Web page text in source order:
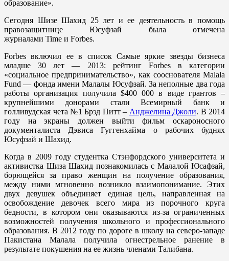
образование».
Сегодня Шизе Шахид 25 лет и ее деятельность в помощь
правозащитнице Юсуфзай была отмечена
журналами Time и Forbes.
Forbesвключил ее в список Самые яркие звезды бизнеса
младше 30 лет — 2013: рейтинг Forbes в категории
«социальное предпринимательство», как сооснователя Malala
Fund — фонда имени Малалы Юсуфзай. За неполные два года
работы организация получила $400 000 в виде грантов –
крупнейшими донорами стали Всемирный банк и
голливудская чета №1 Брэд Питт – Анджелина Джоли. В 2014
году на экраны должен выйти фильм оскароносного
документалиста Дэвиса Гуггенхайма о рабочих буднях
Юсуфзай и Шахид.
Когда в 2009 году студентка Стэнфордского университета и
активистка Шиза Шахид познакомилась с Малалой Юсафзай,
борющейся за право женщин на получение образования,
между ними мгновенно возникло взаимопонимание. Этих
двух девушек объединяет единая цель, направленная на
освобождение девочек всего мира из порочного круга
бедности, в котором они оказываются из-за ограниченных
возможностей получения школьного и профессионального
образования. В 2012 году по дороге в школу на северо-западе
Пакистана Малала получила огнестрельное ранение в
результате покушения на ее жизнь членами Талибана.